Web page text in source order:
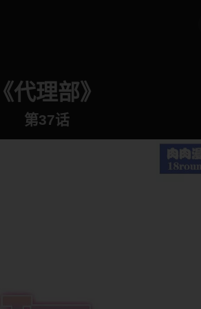
《代理部》
第37话